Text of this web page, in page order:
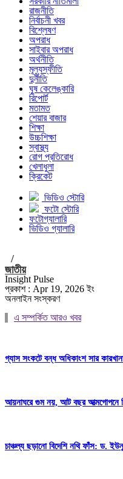
রাজনীতি
নির্বাচনী খবর
বিশ্লেষণ
অপরাধ
সাইবার অপরাধ
অর্থনীতি
মূল্যস্ফীতি
দুর্নীতি
ঘুষ কেলেঙ্কারি
রিপোর্ট
মতামত
শেয়ার বাজার
শিক্ষা
উচ্চশিক্ষা
স্বাস্থ্য
রোগ প্রতিরোধ
খেলাধুলা
ক্রিকেট
ভিডিও স্টোরি
ফটো স্টোরি
ফটোগ্যালারি
ভিডিও গ্যালারি
/
জাতীয়
Insight Pulse
প্রকাশ : Apr 19, 2026 ইং
অনলাইন সংস্করণ
এ সম্পর্কিত আরও খবর
গ্যাস সংকটে বন্ধ অধিকাংশ সার
আয়নাঘরে গুম নয়, আট বছর আত্মগোপনে
চাঞ্চল্য ছড়ানো বিদেশি নথি ফাঁস: ড.